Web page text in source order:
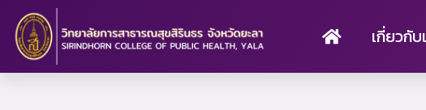
content
เกี่ยวกับ